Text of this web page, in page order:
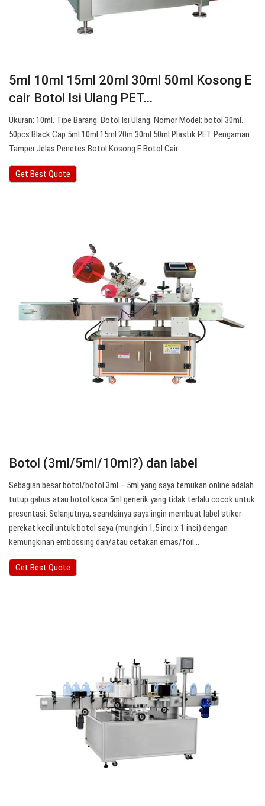
5ml 10ml 15ml 20ml 30ml 50ml Kosong E
cair Botol Isi Ulang PET…
Ukuran: 10ml. Tipe Barang: Botol Isi Ulang. Nomor Model: botol 30ml.
50pcs Black Cap 5ml 10ml 15ml 20m 30ml 50ml Plastik PET Pengaman
Tamper Jelas Penetes Botol Kosong E Botol Cair.
Get Best Quote
Botol (3ml/5ml/10ml?) dan label
Sebagian besar botol/botol 3ml – 5ml yang saya temukan online adalah
tutup gabus atau botol kaca 5ml generik yang tidak terlalu cocok untuk
presentasi. Selanjutnya, seandainya saya ingin membuat label stiker
perekat kecil untuk botol saya (mungkin 1,5 inci x 1 inci) dengan
kemungkinan embossing dan/atau cetakan emas/foil…
Get Best Quote